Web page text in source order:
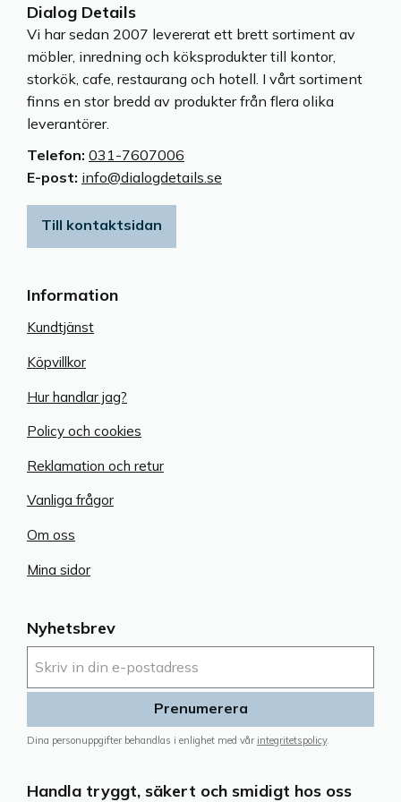
Nyhetsbrev
Prenumerera
Dina personuppgifter behandlas i enlighet med vår integritetspolicy.
Handla tryggt, säkert och smidigt hos oss
Information
Kundtjänst
Köpvillkor
Hur handlar jag?
Policy och cookies
Reklamation och retur
Vanliga frågor
Om oss
Mina sidor
Dialog Details
Vi har sedan 2007 levererat ett brett sortiment av
möbler, inredning och köksprodukter till kontor,
storkök, cafe, restaurang och hotell. I vårt sortiment
finns en stor bredd av produkter från flera olika
leverantörer.
Telefon: 031-7607006
E-post: info@dialogdetails.se
Till kontaktsidan